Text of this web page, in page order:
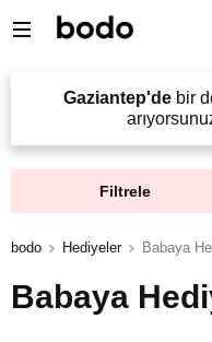
Gaziantep'de bir
Filtrele
bodo Hediyeler Babaya
Babaya